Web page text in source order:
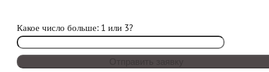
Какое число больше: 1 или 3?